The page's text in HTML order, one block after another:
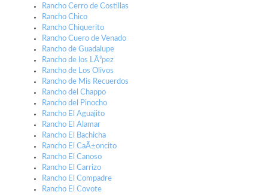
Rancho Cerro de Costillas
Rancho Chico
Rancho Chiquerito
Rancho Cuero de Venado
Rancho de Guadalupe
Rancho de los LÃ³pez
Rancho de Los Olivos
Rancho de Mis Recuerdos
Rancho del Chappo
Rancho del Pinocho
Rancho El Aguajito
Rancho El Alamar
Rancho El Bachicha
Rancho El CaÃ±oncito
Rancho El Canoso
Rancho El Carrizo
Rancho El Compadre
Rancho El Covote